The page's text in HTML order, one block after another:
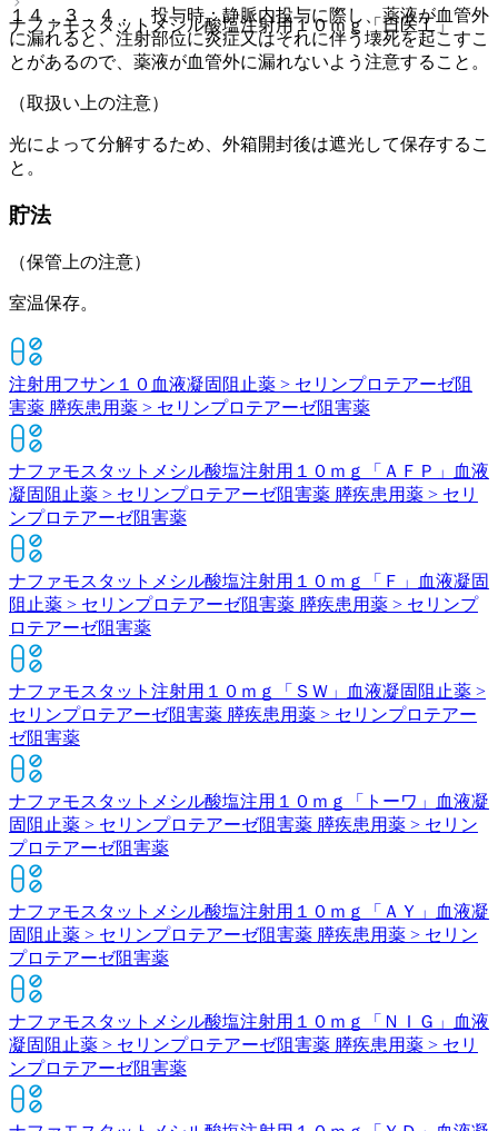
ナファモスタットメシル酸塩注射用１０ｍｇ「日医工」
１４．３．４． 投与時：静脈内投与に際し、薬液が血管外
に漏れると、注射部位に炎症又はそれに伴う壊死を起こすこ
とがあるので、薬液が血管外に漏れないよう注意すること。
（取扱い上の注意）
光によって分解するため、外箱開封後は遮光して保存するこ
と。
貯法
（保管上の注意）
室温保存。
注射用フサン１０ 血液凝固阻止薬 > セリンプロテアーゼ阻
害薬 膵疾患用薬 > セリンプロテアーゼ阻害薬
ナファモスタットメシル酸塩注射用１０ｍｇ「ＡＦＰ」
血液
凝固阻止薬 > セリンプロテアーゼ阻害薬 膵疾患用薬 > セリ
ンプロテアーゼ阻害薬
ナファモスタットメシル酸塩注射用１０ｍｇ「Ｆ」
血液凝固
阻止薬 > セリンプロテアーゼ阻害薬 膵疾患用薬 > セリンプ
ロテアーゼ阻害薬
ナファモスタット注射用１０ｍｇ「ＳＷ」
血液凝固阻止薬 >
セリンプロテアーゼ阻害薬 膵疾患用薬 > セリンプロテアー
ゼ阻害薬
ナファモスタットメシル酸塩注用１０ｍｇ「トーワ」
血液凝
固阻止薬 > セリンプロテアーゼ阻害薬 膵疾患用薬 > セリン
プロテアーゼ阻害薬
ナファモスタットメシル酸塩注射用１０ｍｇ「ＡＹ」
血液凝
固阻止薬 > セリンプロテアーゼ阻害薬 膵疾患用薬 > セリン
プロテアーゼ阻害薬
ナファモスタットメシル酸塩注射用１０ｍｇ「ＮＩＧ」
血液
凝固阻止薬 > セリンプロテアーゼ阻害薬 膵疾患用薬 > セリ
ンプロテアーゼ阻害薬